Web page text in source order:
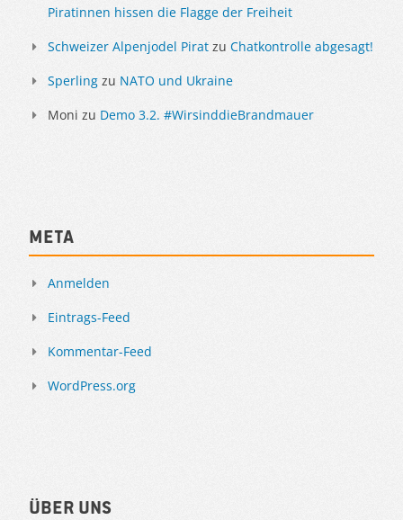
Piratinnen hissen die Flagge der Freiheit
Schweizer Alpenjodel Pirat zu Chatkontrolle abgesagt!
Sperling zu NATO und Ukraine
Moni zu Demo 3.2. #WirsinddieBrandmauer
Meta
Anmelden
Eintrags-Feed
Kommentar-Feed
WordPress.org
Über uns